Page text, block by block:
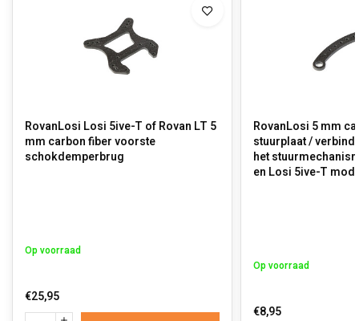
RovanLosi Losi 5ive-T of Rovan LT 5
mm carbon fiber voorste
schokdemperbrug
Op voorraad
€25,95
RovanLosi 5 mm
stuurplaat /
het
en Losi 5ive-T
Op voorraad
€8,95